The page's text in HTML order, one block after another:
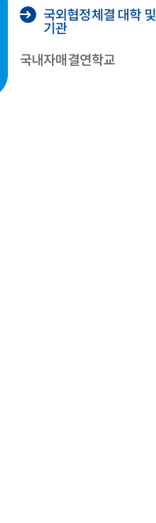
국외협정체결 대학 및
기관
국내자매결연학교